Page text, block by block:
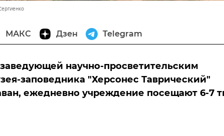
МАКС Дзен Telegram
научно-просветительским
заповедника "Херсонес Таврический"
ежедневно учреждение посещают 6-7